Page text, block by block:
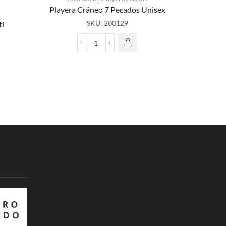
Playera Cráneo 7 Pecados Unisex
SKU: 200129
Playera